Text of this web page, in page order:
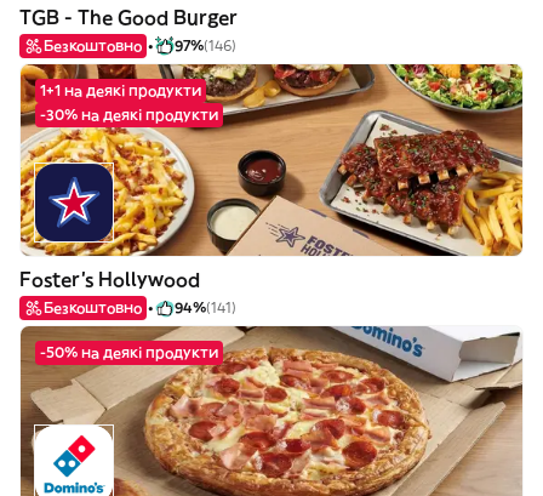
TGB - The Good Burger
Безкоштовно 97%(146)
1+1 на деякі продукти
-30% на деякі продукти
Foster's Hollywood
Безкоштовно 94%(141)
-50% на деякі продукти